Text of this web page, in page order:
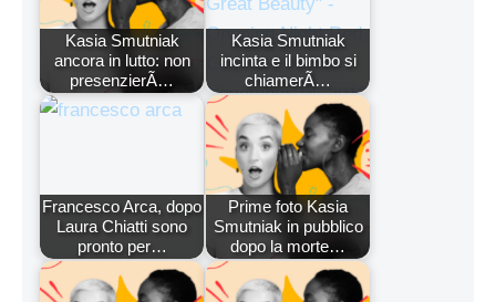
Kasia Smutniak
ancora in lutto: non
presenzierÃ…
Kasia Smutniak
incinta e il bimbo si
chiamerÃ…
Francesco Arca, dopo
Laura Chiatti sono
pronto per…
Prime foto Kasia
Smutniak in pubblico
dopo la morte…